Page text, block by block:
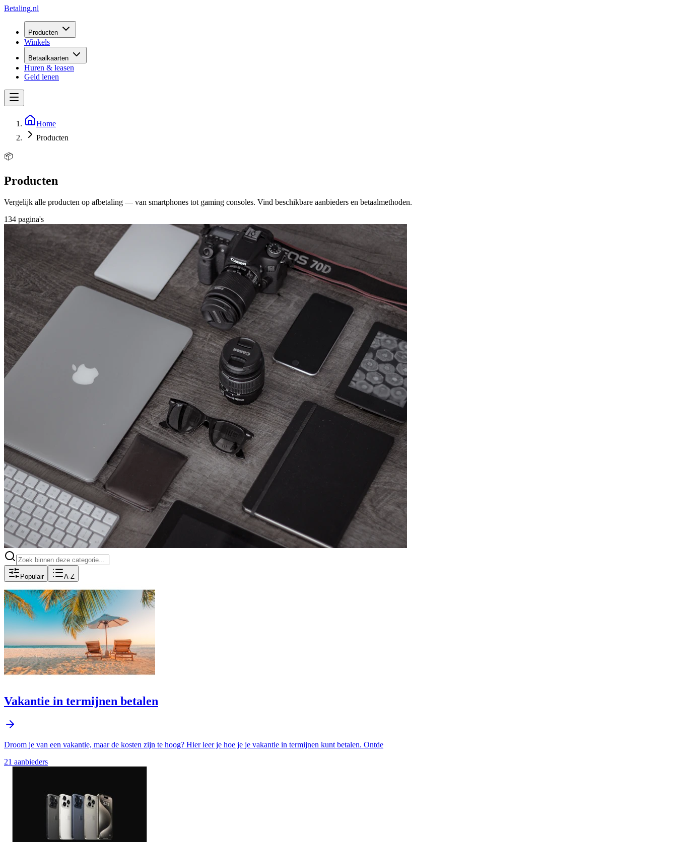
Betaling.nl
Producten
Winkels
Betaalkaarten
Huren & leasen
Geld lenen
Home
Producten
📦
Producten
Vergelijk alle producten op afbetaling — van smartphones tot gaming consoles. Vind beschikbare aanbieders en betaalmethoden.
134 pagina's
Populair A-Z
Vakantie in termijnen betalen
Droom je van een vakantie, maar de kosten zijn te hoog? Hier leer je hoe je je vakantie in termijnen kunt betalen. Ontde
21 aanbieders